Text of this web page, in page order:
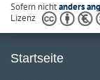
Sofern nichtanders
Lizenz
Startseite